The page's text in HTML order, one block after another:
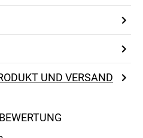
UND VERSAND